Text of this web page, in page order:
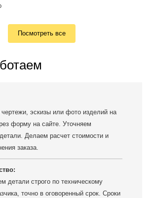
Посмотреть все
эскизы или фото изделий на
форму на сайте. Уточняем
Делаем расчет стоимости и
заказа.
детали строго по техническому
точно в оговоренный срок. Сроки